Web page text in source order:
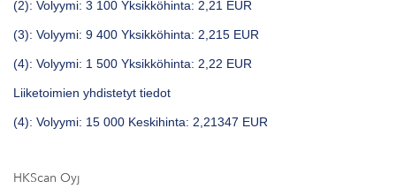
(2): Volyymi: 3 100 Yksikköhinta: 2,21 EUR
(3): Volyymi: 9 400 Yksikköhinta: 2,215 EUR
(4): Volyymi: 1 500 Yksikköhinta: 2,22 EUR
Liiketoimien yhdistetyt tiedot
(4): Volyymi: 15 000 Keskihinta: 2,21347 EUR
HKScan Oyj